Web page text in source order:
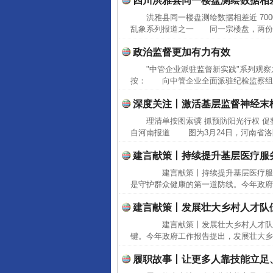
洪雅县同一楼盘测绘数据相差近
乱象系列报道之一 同一宗楼盘，两份
政治监督更加有力有效
"中管企业派驻监督新实践"系列观
按： 向中管企业全面派驻纪检监察组
深度关注丨激活基层监督神经末
理清单按图索骥 抓预防阳光行权
自河南报道 图为3月24日，河南省洛
建言献策丨持续提升基层医疗服
建言献策丨持续提升基层医疗
是守护群众健康的第一道防线。今年政
建言献策丨发展壮大乡村人才队
建言献策丨发展壮大乡村人才
键。今年政府工作报告提出，发展壮大
履职故事丨让更多人靠技能立足
完善运行机制助力责任有效落